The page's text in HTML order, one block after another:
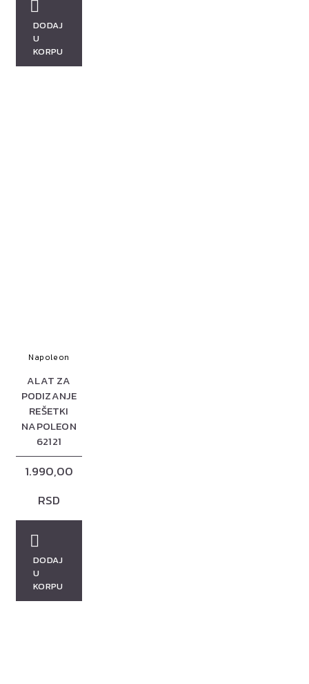
DODAJ
U
KORPU
Napoleon
ALAT ZA
PODIZANJE
REŠETKI
NAPOLEON
62121
1.990,00
RSD
DODAJ
U
KORPU